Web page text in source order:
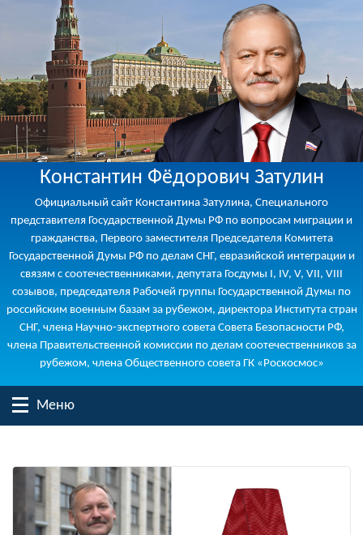
Константин Фёдорович Затулин
Официальный сайт Константина Затулина, Специального
представителя Государственной Думы РФ по вопросам миграции и
гражданства, Первого заместителя Председателя Комитета
Государственной Думы РФ по делам СНГ, евразийской интеграции и
связям с соотечественниками, депутата Госдумы I, IV, V, VII, VIII
созывов, председателя Рабочей группы Государственной Думы по
российским военным базам за рубежом, директора Института стран
СНГ, члена Научно-экспертного совета Совета Безопасности РФ,
члена Правительственной комиссии по делам соотечественников за
рубежом, члена Общественного совета ГК «Роскосмос»
Меню